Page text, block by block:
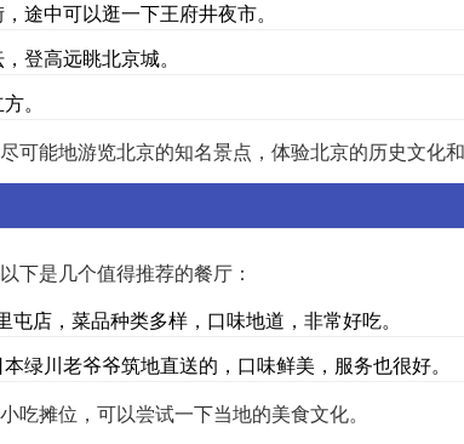
途中可以逛一下王府井夜市。
登高远眺北京城。
。
可能地游览北京的知名景点，体验北京的历史文化和
下是几个值得推荐的餐厅：
店，菜品种类多样，口味地道，非常好吃。
绿川老爷爷筑地直送的，口味鲜美，服务也很好。
吃摊位，可以尝试一下当地的美食文化。